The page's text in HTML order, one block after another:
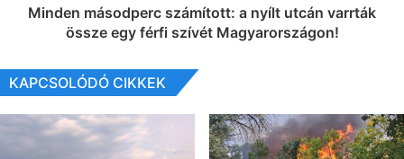
Minden másodperc számított: a nyílt utcán varrták
össze egy férfi szívét Magyarországon!
KAPCSOLÓDÓ CIKKEK